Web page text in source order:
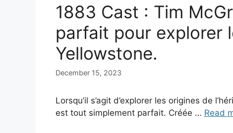
1883 Cast : Tim
parfait pour explorer
Yellowstone.
December 15, 2023
Lorsqu’il s’agit d’explorer les origines de
est tout simplement parfait. Créée … Read